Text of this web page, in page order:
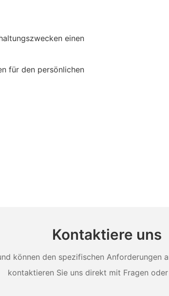
einen
für den persönlichen
Kontaktiere uns
können den spezifischen Anforderungen
kontaktieren Sie uns direkt mit Fragen